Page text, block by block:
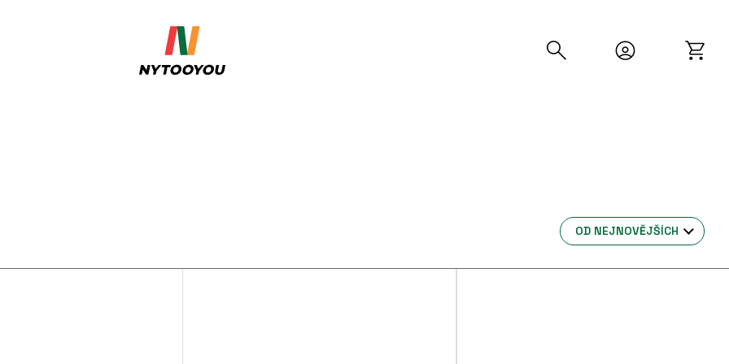
OD NEJNOVĚJŠÍCH